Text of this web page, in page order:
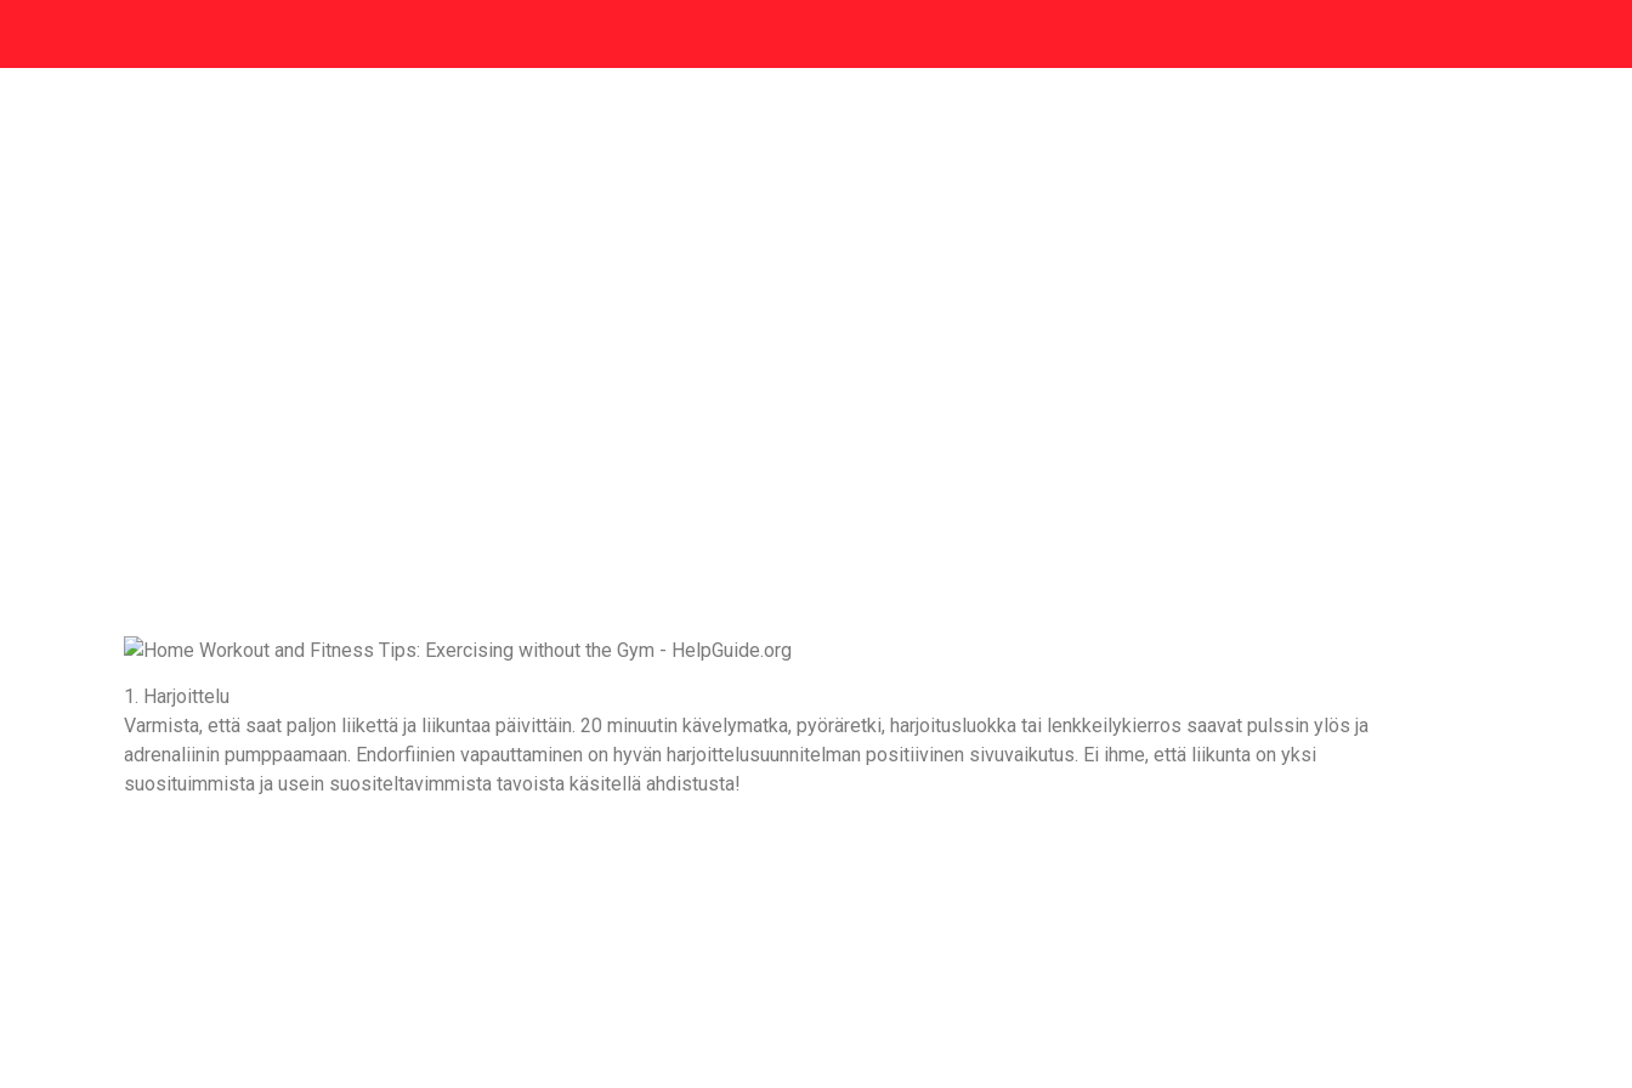
1. Harjoittelu
Varmista, että saat paljon liikettä ja liikuntaa päivittäin. 20 minuutin kävelymatka, pyöräretki, harjoitusluokka tai lenkkeilykierros saavat pulssin ylös ja
adrenaliinin pumppaamaan. Endorfiinien vapauttaminen on hyvän harjoittelusuunnitelman positiivinen sivuvaikutus. Ei ihme, että liikunta on yksi
suosituimmista ja usein suositeltavimmista tavoista käsitellä ahdistusta!